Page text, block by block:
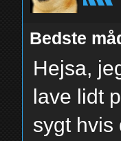
Bedste
Hejsa,
lave lidt
sygt hvis